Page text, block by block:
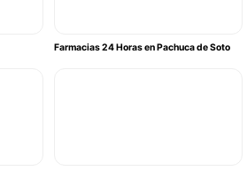
Farmacias 24 Horas en Pachuca de Soto